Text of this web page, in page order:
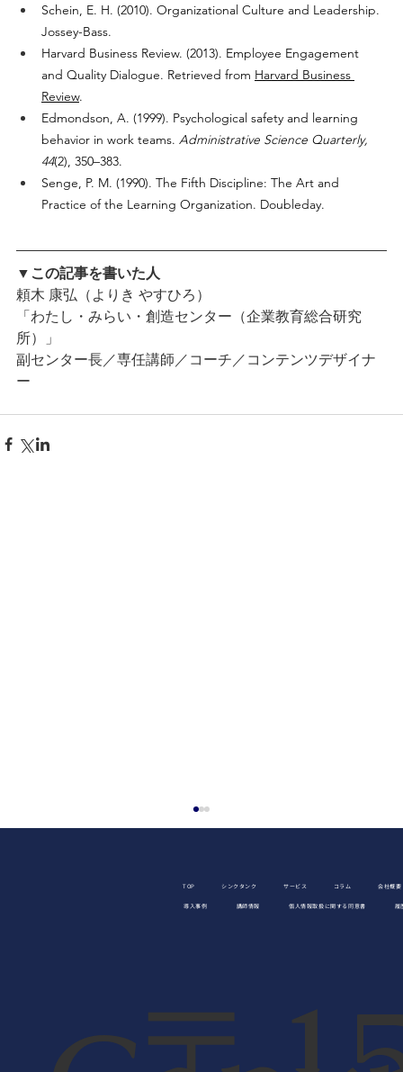
Schein, E. H. (2010). Organizational Culture and Leadership.
Jossey-Bass.
Harvard Business Review. (2013). Employee Engagement
and Quality Dialogue. Retrieved from Harvard Business
Review.
Edmondson, A. (1999). Psychological safety and learning
behavior in work teams. Administrative Science Quarterly,
44(2), 350–383.
Senge, P. M. (1990). The Fifth Discipline: The Art and
Practice of the Learning Organization. Doubleday.
▼この記事を書いた人
頼木 康弘（よりき やすひろ）
「わたし・みらい・創造センター（企業教育総合研究
所）」
副センター長／専任講師／コーチ／コンテンツデザイナ
ー
TOP シンクタンク サービス コラム 会社概要
導入事例 講師情報 個人情報取扱に関する同意書 履